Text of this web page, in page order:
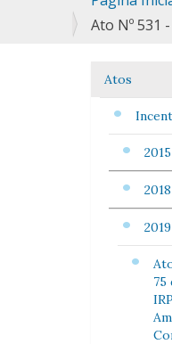
está
aqui:
Ato Nº 531
Atos
2015
2018
2019
75